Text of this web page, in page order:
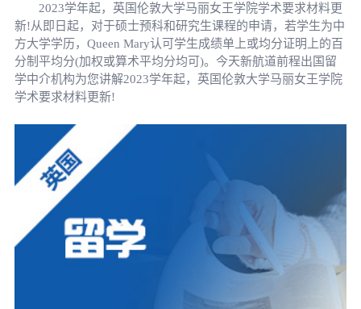
2023学年起，英国伦敦大学马丽女王学院学术要求材料更
新!从即日起，对于硕士预科和研究生课程的申请，若学生为中
方大学学历，Queen Mary认可学生成绩单上或均分证明上的百
分制平均分(加权或算术平均分均可)。今天新航道前程出国留
学中介机构为您讲解2023学年起，英国伦敦大学马丽女王学院
学术要求材料更新!